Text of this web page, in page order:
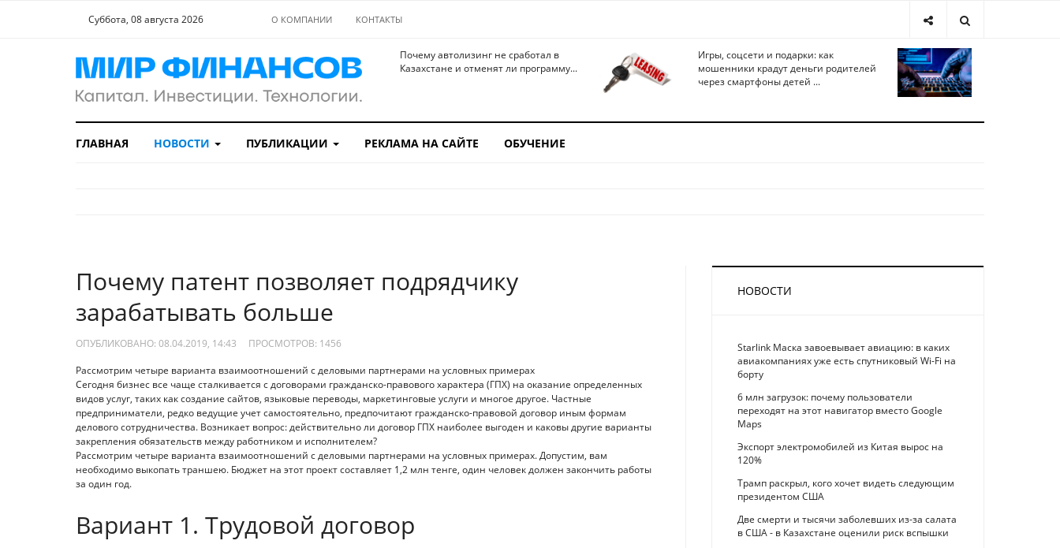
Суббота, 08 августа 2026 О КОМПАНИИ КОНТАКТЫ
Почему автолизинг не сработал в
Казахстане и отменят ли программу...
Игры, соцсети и подарки: как
мошенники крадут деньги родителей
через смартфоны детей ...
ГЛАВНАЯ НОВОСТИ ПУБЛИКАЦИИ РЕКЛАМА НА САЙТЕ ОБУЧЕНИЕ
Почему патент позволяет подрядчику
зарабатывать больше
ОПУБЛИКОВАНО: 08.04.2019, 14:43 ПРОСМОТРОВ: 1456
Рассмотрим четыре варианта взаимоотношений с деловыми партнерами на условных примерах
Сегодня бизнес все чаще сталкивается с договорами гражданско-правового характера (ГПХ) на оказание определенных
видов услуг, таких как создание сайтов, языковые переводы, маркетинговые услуги и многое другое. Частные
предприниматели, редко ведущие учет самостоятельно, предпочитают гражданско-правовой договор иным формам
делового сотрудничества. Возникает вопрос: действительно ли договор ГПХ наиболее выгоден и каковы другие варианты
закрепления обязательств между работником и исполнителем?
Рассмотрим четыре варианта взаимоотношений с деловыми партнерами на условных примерах. Допустим, вам
необходимо выкопать траншею. Бюджет на этот проект составляет 1,2 млн тенге, один человек должен закончить работы
за один год.
Вариант 1. Трудовой договор
НОВОСТИ
Starlink Маска завоевывает авиацию: в каких
авиакомпаниях уже есть спутниковый Wi-Fi на
борту
6 млн загрузок: почему пользователи
переходят на этот навигатор вместо Google
Maps
Экспорт электромобилей из Китая вырос на
120%
Трамп раскрыл, кого хочет видеть следующим
президентом США
Две смерти и тысячи заболевших из-за салата
в США - в Казахстане оценили риск вспышки